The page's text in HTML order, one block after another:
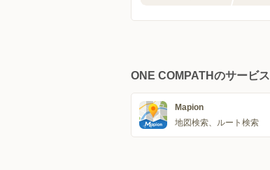
ONE COMPATHのサービス
Mapion
地図検索、ルート検索